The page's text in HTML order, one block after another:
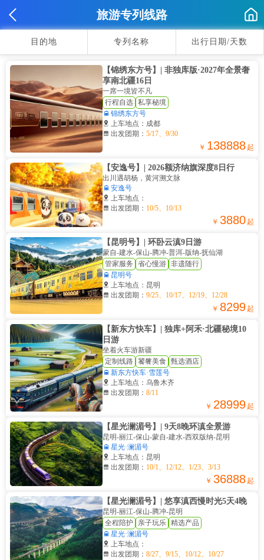
旅游专列线路
目的地 专列名称 出行日期/天数
【锦绣东方号】| 非独库版·2027年全景奢
享南北疆16日
一席一境皆不凡
行程自选 私享秘境
 锦绣东方号
 上车地点：成都
 出发团期：5/17、9/30
￥ 138888 起
【安逸号】| 2026额济纳旗深度8日行
出川遇胡杨，黄河溯文脉
 安逸号
 上车地点：
 出发团期： 10/5、10/13
￥ 3880 起
【昆明号】| 环卧云滇9日游
蒙自-建水-保山-腾冲-普洱-版纳-抚仙湖
管家服务
省心慢游 非遗随行
 昆明号
 上车地点：昆明
 出发团期：9/25、10/17、12/19、12/28
￥ 8299 起
【新东方快车】| 独库+阿禾·北疆秘境10
日游
坐着火车游新疆
定制线路 饕餮美食 甄选酒店
 新东方快车·雪莲号
 上车地点：乌鲁木齐
 出发团期：8/11
￥ 28999 起
【星光澜湄号】| 9天8晚环滇全景游
昆明-丽江-保山-蒙自-建水-西双版纳-昆明
 星光·澜湄号
 上车地点：昆明
 出发团期： 10/1、12/12、1/23、3/13
￥ 36888 起
【星光澜湄号】| 悠享滇西慢时光5天4晚
昆明-丽江-保山-腾冲-昆明
全程陪护 亲子玩乐 精选产品
 星光·澜湄号
 上车地点：
 出发团期：8/27、9/15、10/12、10/27